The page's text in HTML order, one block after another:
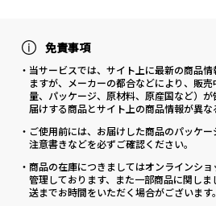
免責事項
・当サービスでは、サイト上に最新の商品
ますが、メーカーの都合などにより、販
量、パッケージ、原材料、原産国など）
届けする商品とサイト上の商品情報が異な
・ご使用前には、お届けした商品のパッケ
注意書きなどを必ずご確認ください。
・商品の在庫につきましてはオンラインシ
管理しております、また一部商品に関し
送までお時間をいただく場合がございます。